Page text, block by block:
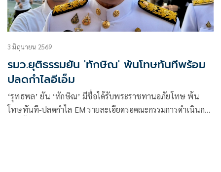
3 มิถุนายน 2569
รมว.ยุติธรรมยัน 'ทักษิณ' พ้นโทษทันทีพร้อม
ปลดกำไลอีเอ็ม
‘รุทธพล’ ยัน ‘ทักษิณ’ มีชื่อได้รับพระราชทานอภัยโทษ พ้น
โทษทันที-ปลดกำไล EM รายละเอียดรอคณะกรรมการดำเนินการ